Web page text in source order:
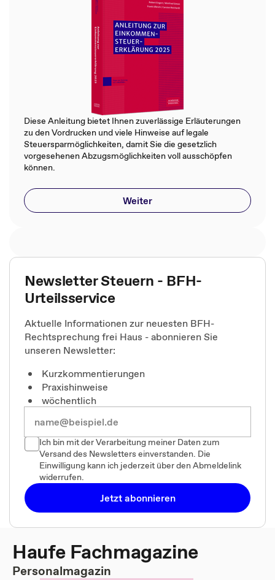
Diese Anleitung bietet Ihnen zuverlässige Erläuterungen
zu den Vordrucken und viele Hinweise auf legale
Steuersparmöglichkeiten, damit Sie die gesetzlich
vorgesehenen Abzugsmöglichkeiten voll ausschöpfen
können.
Weiter
Newsletter Steuern - BFH-
Urteilsservice
Aktuelle Informationen zur neuesten BFH-
Rechtsprechung frei Haus - abonnieren Sie
unseren Newsletter:
Kurzkommentierungen
Praxishinweise
wöchentlich
Ich bin mit der Verarbeitung meiner Daten zum
Versand des Newsletters einverstanden. Die
Einwilligung kann ich jederzeit über den Abmeldelink
widerrufen.
Jetzt abonnieren
Haufe Fachmagazine
Personalmagazin